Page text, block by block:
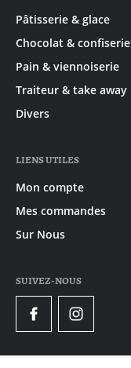
Pâtisserie & glace
Chocolat & confiserie
Pain & viennoiserie
Traiteur & take away
Divers
LIENS UTILES
Mon compte
Mes commandes
Sur Nous
SUIVEZ-NOUS
FacebookInstagram